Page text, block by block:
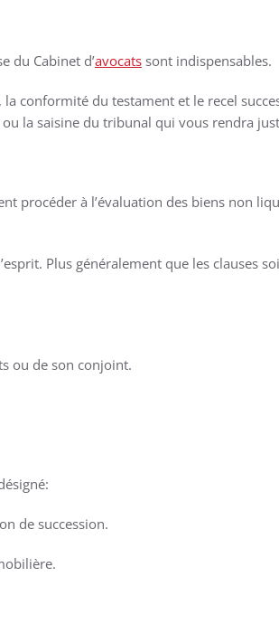
du Cabinet d’avocats sont indispensables.
conformité du testament et le recel
la saisine du tribunal qui vous rendra
procéder à l’évaluation des biens non
Plus généralement que les clauses
ou de son conjoint.
de succession.